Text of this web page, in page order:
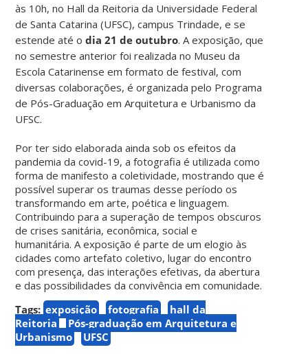
às 10h, no Hall da Reitoria da Universidade Federal
de Santa Catarina (UFSC), campus Trindade, e se
estende até odia 21 de outubro. A exposição, que
no semestre anterior foi realizada no Museu da
Escola Catarinense em formato de festival, com
diversas colaborações, é organizada pelo Programa
de Pós-Graduação em Arquitetura e Urbanismo da
UFSC.
Por ter sido elaborada ainda sob os efeitos da
pandemia da covid-19, a fotografia é utilizada como
forma de manifesto a coletividade, mostrando que é
possível superar os traumas desse período os
transformando em arte, poética e linguagem.
Contribuindo para a superação de tempos obscuros
de crises sanitária, econômica, social e
humanitária. A exposição é parte de um elogio às
cidades como artefato coletivo, lugar do encontro
com presença, das interações efetivas, da abertura
e das possibilidades da convivência em comunidade.
Tags: exposição fotografia
hall da
Reitoria
Pós-graduação em Arquitetura e
Urbanismo
UFSC